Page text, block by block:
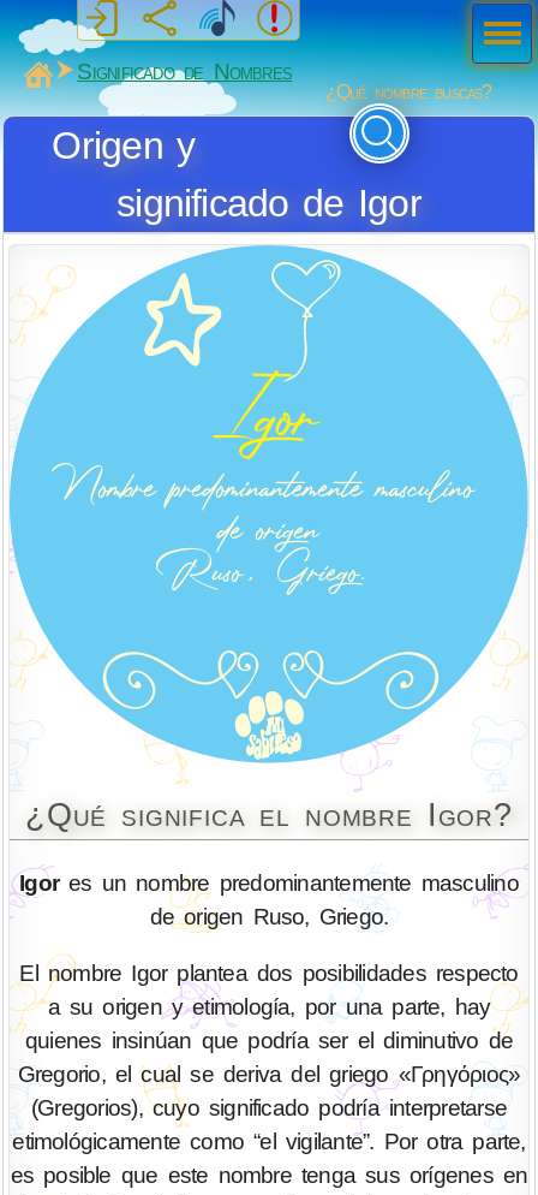
MiSabueso
Significado de Nombres
¿Qué nombre buscas?
Origen y
significado de Igor
¿Qué significa el nombre Igor?
Igores un nombre predominantemente masculino
de origen Ruso, Griego.
El nombre Igor plantea dos posibilidades respecto
a su origen y etimología, por una parte, hay
quienes insinúan que podría ser el diminutivo de
Gregorio, el cual se deriva del griego «Γρηγόριος»
(Gregorios), cuyo significado podría interpretarse
etimológicamente como “el vigilante”. Por otra parte,
es posible que este nombre tenga sus orígenes en
Men
ú